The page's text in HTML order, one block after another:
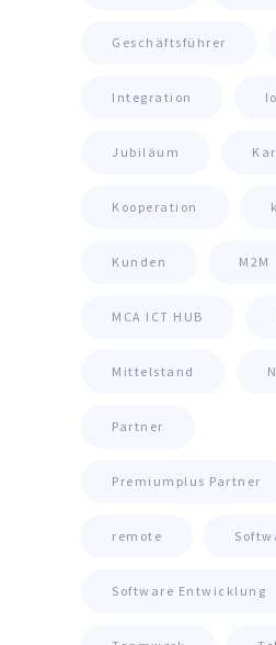
Geschäftsführer
Integration
Jubiläum
Kooperation
Kunden M2M
MCA ICT HUB
Mittelstand
Partner
Premiumplus Partner
remote
Software Entwicklung